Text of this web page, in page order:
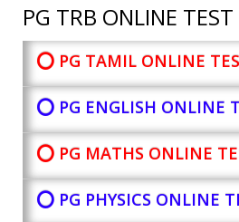
PG TRB ONLINE TEST
⭕ PG TAMIL ONLINE
⭕ PG ENGLISH ONLINE
⭕ PG MATHS ONLINE
⭕ PG PHYSICS ONLINE